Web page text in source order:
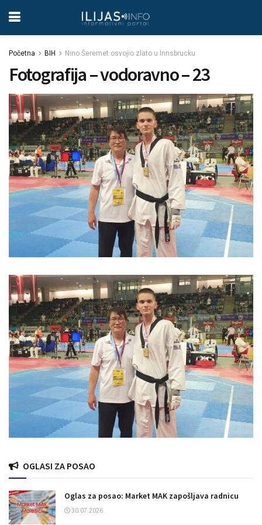
Početna BIH Nino Šeremet osvojio zlato u Innsbrucku
Fotografija – vodoravno – 23
OGLASI ZA POSAO
Oglas za posao: Market MAK zapošljava radnicu
30.07.2026.